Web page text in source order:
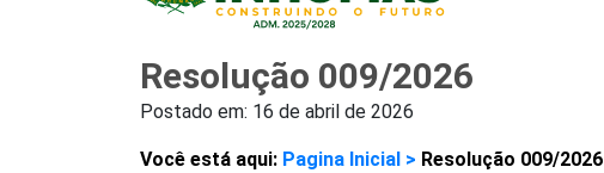
Resolução 009/2026
Postado em: 16 de abril de 2026
Você está aqui: Pagina Inicial > Resolução 009/2026